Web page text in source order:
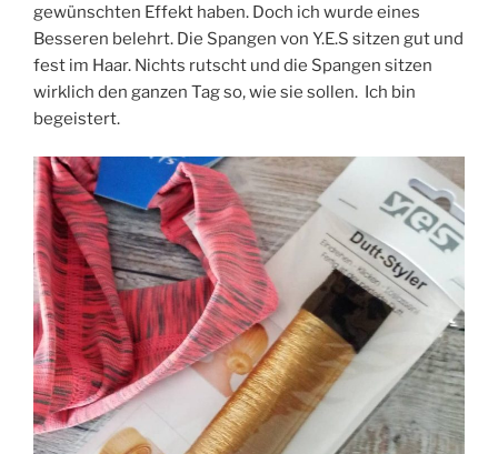
gewünschten Effekt haben. Doch ich wurde eines
Besseren belehrt. Die Spangen von Y.E.S sitzen gut und
fest im Haar. Nichts rutscht und die Spangen sitzen
wirklich den ganzen Tag so, wie sie sollen. Ich bin
begeistert.